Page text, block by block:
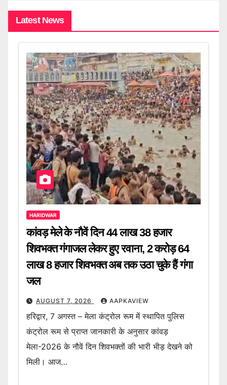
Latest News
HARIDWAR
कांवड़ मेले के नौवें दिन 44 लाख 38 हजार
शिवभक्त गंगाजल लेकर हुए रवाना, 2 करोड़ 64
लाख 8 हजार शिवभक्त अब तक उठा चुके हैं गंगा
जल
AUGUST 7, 2026 AAPKAVIEW
हरिद्वार, 7 अगस्त – मेला कंट्रोल रूम में स्थापित पुलिस
कंट्रोल रूम से प्राप्त जानकारी के अनुसार कांवड़
मेला-2026 के नौवें दिन शिवभक्तों की भारी भीड़ देखने को
मिली। आज…